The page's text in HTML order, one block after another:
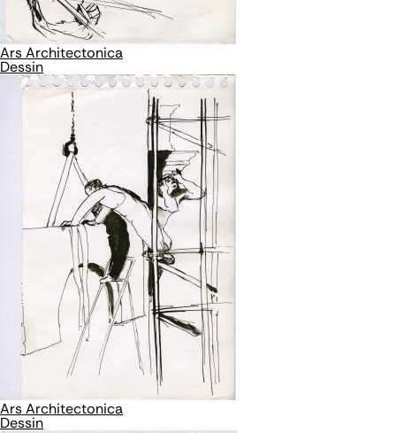
Ars Architectonica
Dessin
Ars Architectonica
Dessin